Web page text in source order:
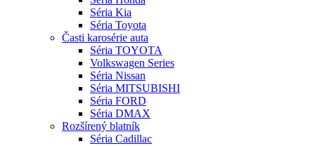
Séria Kia
Séria Toyota
Časti karosérie auta
Séria TOYOTA
Volkswagen Series
Séria Nissan
Séria MITSUBISHI
Séria FORD
Séria DMAX
Rozšírený blatník
Séria Cadillac